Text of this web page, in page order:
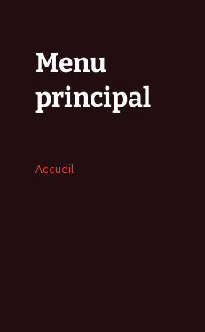
Menu
principal
Accueil